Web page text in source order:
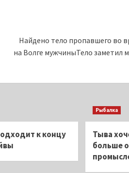
Найдено тело пропавшего во
на Волге мужчиныТело заметил
к концу
Рыбалка
Тыва
больше